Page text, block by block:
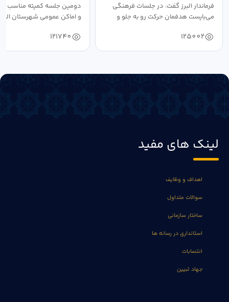
فرماندار البرز گفت: در جلسات فرهنگی
می‌بایست هدفمان حرکت رو به جلو و
125002
دومین جلسه کمیته مناسب
و اماکن عمومی شهرستان
121740
لینک های مفید
اهداف و وظایف
سوالات متداول
ساختار سازمانی
استانداری در رسانه ها
انتصابات
جهاد تبیین